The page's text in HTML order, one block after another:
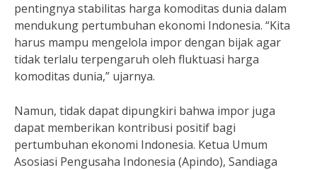
pentingnya stabilitas harga komoditas dunia dalam
mendukung pertumbuhan ekonomi Indonesia. “Kita
harus mampu mengelola impor dengan bijak agar
tidak terlalu terpengaruh oleh fluktuasi harga
komoditas dunia,” ujarnya.
Namun, tidak dapat dipungkiri bahwa impor juga
dapat memberikan kontribusi positif bagi
pertumbuhan ekonomi Indonesia. Ketua Umum
Asosiasi Pengusaha Indonesia (Apindo), Sandiaga